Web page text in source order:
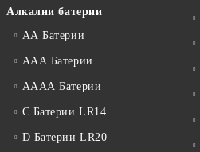
Алкални батерии
АА Батерии
ААА Батерии
АААА Батерии
C Батерии LR14
D Батерии LR20